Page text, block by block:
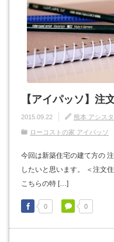
【アイパッソ】注
2015.09.22 熊本 アシス
ローコストの家 アイパッソ
今回は新築住宅の建て方の
したいと思います。 ＜注文
こちらの特 […]
0 0